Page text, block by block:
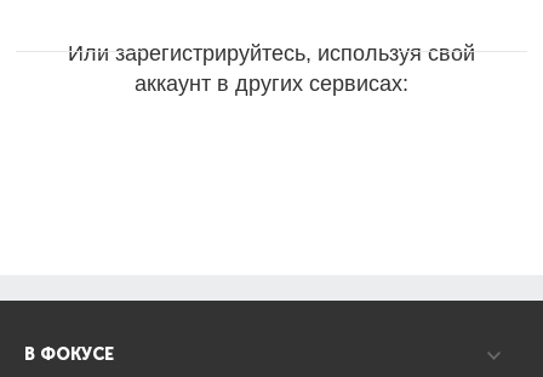
Или зарегистрируйтесь, используя свой
аккаунт в других сервисах:
В ФОКУСЕ